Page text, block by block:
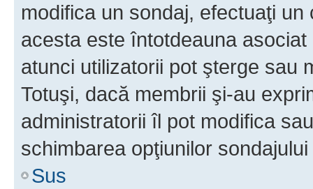
modifica un sondaj, efectuaţi
acesta este întotdeauna
atunci utilizatorii pot şterge sau
Totuşi, dacă membrii şi-au
administratorii îl pot modifica
schimbarea opţiunilor
Sus